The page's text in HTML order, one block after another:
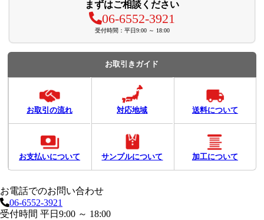
まずはご相談ください
06-6552-3921
受付時間：平日9:00 ～ 18:00
お取引きガイド
お取引の流れ 対応地域 送料について
お支払いについて サンプルについて 加工について
お電話でのお問い合わせ
06-6552-3921
受付時間 平日9:00 ～ 18:00